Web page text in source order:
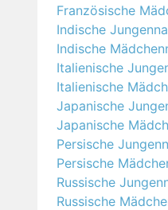
Französische
Indische
Indische
Italienische
Italienische
Japanische
Japanische
Persische
Persische
Russische
Russische